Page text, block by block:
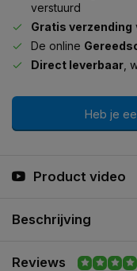
verstuurd
Gratis verzending
De online
Direct leverbaar ,
Heb je
Product video
Beschrijving
Reviews